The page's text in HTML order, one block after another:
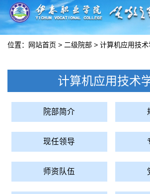
位置： 网站首页 > 二级院部 > 计算机应用技术
计算机应用技术
院部简介
现任领导
师资队伍